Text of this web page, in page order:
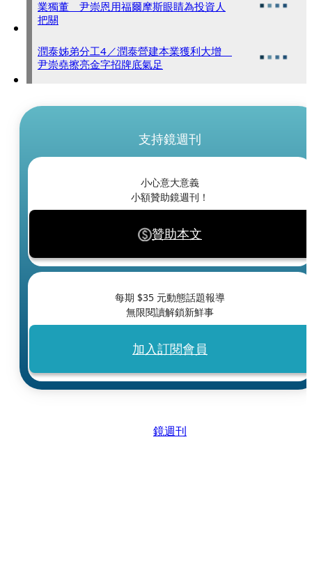
業獨董 尹崇恩用福爾摩斯眼睛為投資人
把關
潤泰姊弟分工4／潤泰營建本業獲利大增
尹崇堯擦亮金字招牌底氣足
支持鏡週刊
小心意大意義
小額贊助鏡週刊！
贊助本文
每期 $35 元動態話題報導
無限閱讀解鎖新鮮事
加入訂閱會員
鏡週刊